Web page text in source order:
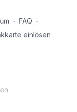
∙ FAQ ∙
einlösen